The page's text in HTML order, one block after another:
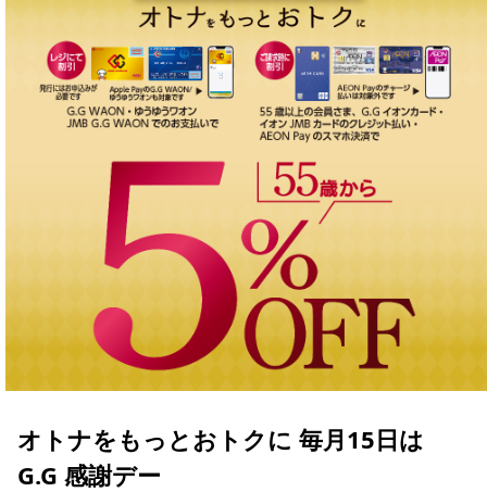
オトナをもっとおトクに 毎月15日は
G.G 感謝デー